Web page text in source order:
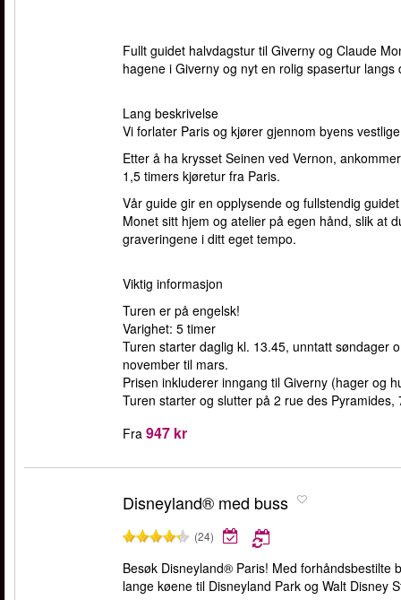
Fullt guidet halvdagstur til Giverny og Claude
hagene i Giverny og nyt en rolig spasertur
Lang beskrivelse
Vi forlater Paris og kjører gjennom byens
Etter å ha krysset Seinen ved Vernon,
1,5 timers kjøretur fra Paris.
Vår guide gir en opplysende og fullstendig
Monet sitt hjem og atelier på egen hånd, slik at
graveringene i ditt eget tempo.
Viktig informasjon
Turen er på engelsk!
Varighet: 5 timer
Turen starter daglig kl. 13.45, unntatt søndager
november til mars.
Prisen inkluderer inngang til Giverny (hager og
Turen starter og slutter på 2 rue des Pyramides,
Fra 947 kr
Disneyland® med buss
(24)
Besøk Disneyland® Paris! Med forhåndsbestilte
lange køene til Disneyland Park og Walt Disney